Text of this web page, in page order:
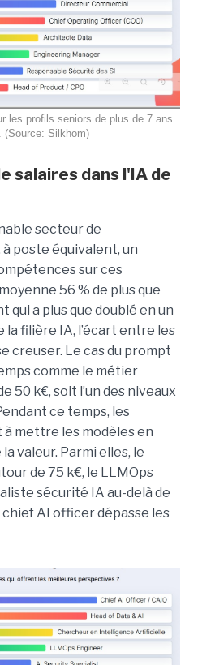
les profils seniors de plus de 7 ans
(Source: Silkhom)
salaires dans l'IA de
secteur de
poste équivalent, un
sur ces
56 % de plus que
qui a plus que doublé en un
la filière IA, l’écart entre les
creuser. Le cas du prompt
comme le métier
50 k€, soit l’un des niveaux
ce temps, les
mettre les modèles en
valeur. Parmi elles, le
de 75 k€, le LLMOps
sécurité IA au-delà de
AI officer dépasse les